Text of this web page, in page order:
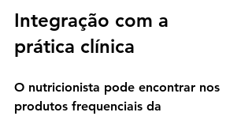
Integração com a
prática clínica
O nutricionista pode encontrar nos
produtos frequenciais da